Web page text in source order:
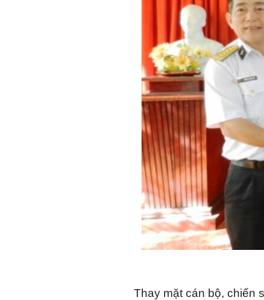
Thay mặt cán bộ, chiến